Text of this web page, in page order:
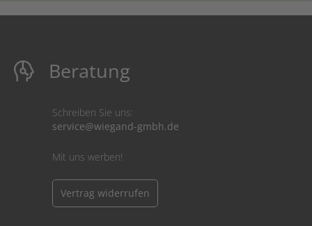
Beratung
Schreiben Sie uns:
service@wiegand-gmbh.de
Mit uns werben!
Vertrag widerrufen